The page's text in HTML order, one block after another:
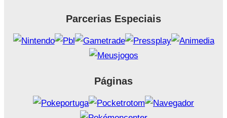
Parcerias Especiais
Páginas